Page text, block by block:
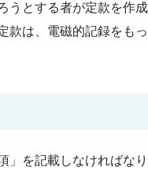
とする者が定款を作
は、電磁的記録をも
を記載しなければなり